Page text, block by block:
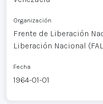
Organización
Frente de Liberación
Liberación Nacional
Fecha
1964-01-01